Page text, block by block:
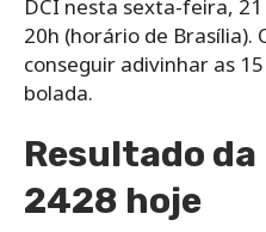
DCI nesta sexta-feira,
20h (horário de Brasília).
conseguir adivinhar as
bolada.
Resultado
2428 hoje